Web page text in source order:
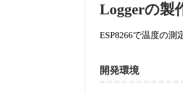
Loggerの製
ESP8266で温度の測
開発環境